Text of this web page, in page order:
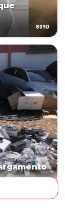
809D